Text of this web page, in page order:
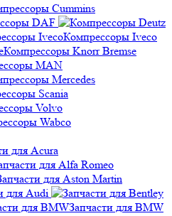
Cummins
DAF
Компрессоры Iveco
Компрессоры Knorr Bremse
MAN
Mercedes
Scania
Volvo
Wabco
для Acura
для Alfa Romeo
для Aston Martin
для Audi
Запчасти для BMW